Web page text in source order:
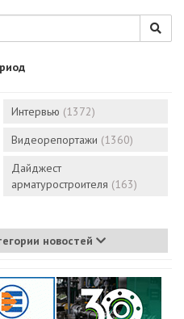
Интервью (1372)
Видеорепортажи (1360)
Дайджест
арматуростроителя (163)
новостей